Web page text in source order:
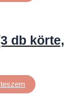
db körte,